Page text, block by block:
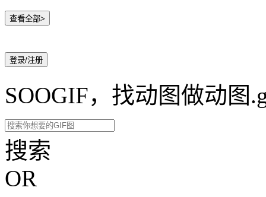
查看全部>
登录/注册
SOOGIF，找动图做动图
搜索
OR